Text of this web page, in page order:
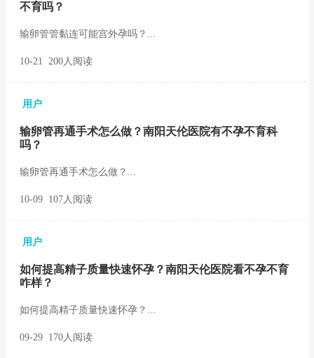
不育吗？
输卵管管黏连可能宫外孕吗？...
10-21 200人阅读
用户
输卵管再通手术怎么做？南阳天伦医院有不孕不育科
吗？
输卵管再通手术怎么做？...
10-09 107人阅读
用户
如何提高精子质量快速怀孕？南阳天伦医院看不孕不育
咋样？
如何提高精子质量快速怀孕？...
09-29 170人阅读